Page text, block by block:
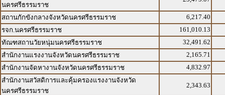
นครศรีธรรมราช
สถานกักขังกลางจังหวัดนครศรีธรรมราช
6,217.40
รจก.นครศรีธรรมราช
161,010.13
ทัณฑสถานวัยหนุ่มนครศรีธรรมราช
32,491.62
สำนักงานแรงงานจังหวัดนครศรีธรรมราช
2,165.71
สำนักงานจัดหางานจังหวัดนครศรีธรรมราช
4,832.97
สำนักงานสวัสดิการและคุ้มครองแรงงานจังหวัด
นครศรีธรรมราช
2,343.63